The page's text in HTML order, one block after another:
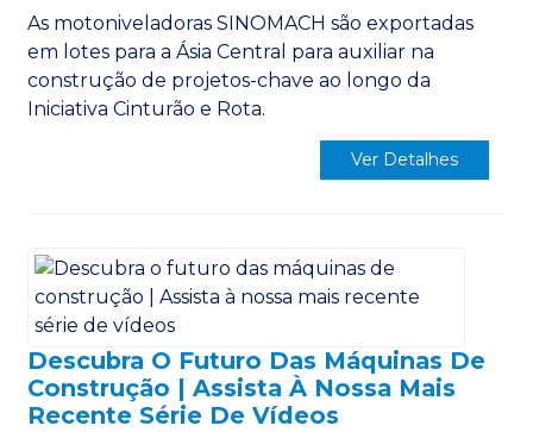
As motoniveladoras SINOMACH são exportadas
em lotes para a Ásia Central para auxiliar na
construção de projetos-chave ao longo da
Iniciativa Cinturão e Rota.
Ver Detalhes
Descubra O Futuro Das Máquinas De
Construção | Assista À Nossa Mais
Recente Série De Vídeos